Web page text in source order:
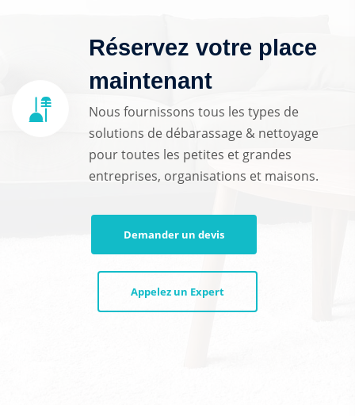
Réservez votre place
maintenant
Nous fournissons tous les types de
solutions de débarassage & nettoyage
pour toutes les petites et grandes
entreprises, organisations et maisons.
Demander un devis
Appelez un Expert